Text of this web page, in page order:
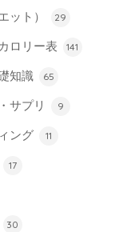
ット） 29
ロリー表 141
知識 65
サプリ 9
ング 11
17
30